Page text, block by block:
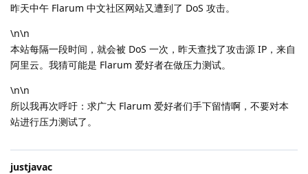
昨天中午 Flarum 中文社区网站又遭到了 DoS 攻击。
\n\n
本站每隔一段时间，就会被 DoS 一次，昨天查找了攻击源 IP，来自
阿里云。我猜可能是 Flarum 爱好者在做压力测试。
\n\n
所以我再次呼吁：求广大 Flarum 爱好者们手下留情啊，不要对本
站进行压力测试了。
justjavac